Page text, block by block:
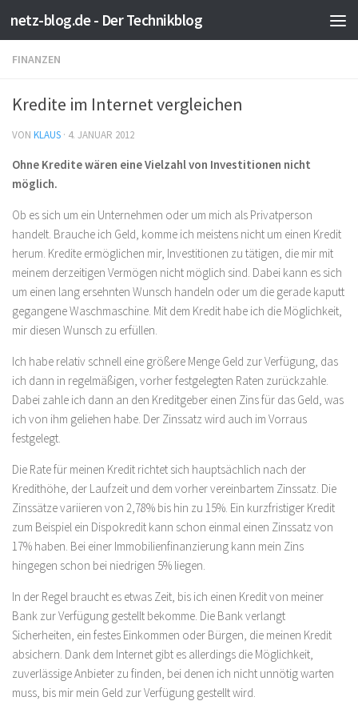
Zum Inhalt springen
netz-blog.de - Der Technikblog
FINANZEN
Kredite im Internet vergleichen
VON KLAUS · 4. JANUAR 2012
Ohne Kredite wären eine Vielzahl von Investitionen nicht
möglich.
Ob es sich um ein Unternehmen oder um mich als Privatperson
handelt. Brauche ich Geld, komme ich meistens nicht um einen Kredit
herum. Kredite ermöglichen mir, Investitionen zu tätigen, die mir mit
meinem derzeitigen Vermögen nicht möglich sind. Dabei kann es sich
um einen lang ersehnten Wunsch handeln oder um die gerade kaputt
gegangene Waschmaschine. Mit dem Kredit habe ich die Möglichkeit,
mir diesen Wunsch zu erfüllen.
Ich habe relativ schnell eine größere Menge Geld zur Verfügung, das
ich dann in regelmäßigen, vorher festgelegten Raten zurückzahle.
Dabei zahle ich dann an den Kreditgeber einen Zins für das Geld, was
ich von ihm geliehen habe. Der Zinssatz wird auch im Vorraus
festgelegt.
Die Rate für meinen Kredit richtet sich hauptsächlich nach der
Kredithöhe, der Laufzeit und dem vorher vereinbartem Zinssatz. Die
Zinssätze variieren von 2,78% bis hin zu 15%. Ein kurzfristiger Kredit
zum Beispiel ein Dispokredit kann schon einmal einen Zinssatz von
17% haben. Bei einer Immobilienfinanzierung kann mein Zins
hingegen schon bei niedrigen 5% liegen.
In der Regel braucht es etwas Zeit, bis ich einen Kredit von meiner
Bank zur Verfügung gestellt bekomme. Die Bank verlangt
Sicherheiten, ein festes Einkommen oder Bürgen, die meinen Kredit
absichern. Dank dem Internet gibt es allerdings die Möglichkeit,
zuverlässige Anbieter zu finden, bei denen ich nicht unnötig warten
muss, bis mir mein Geld zur Verfügung gestellt wird.